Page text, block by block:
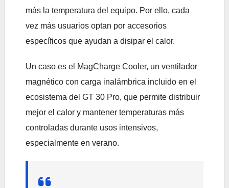
más la temperatura del equipo. Por ello, cada
vez más usuarios optan por accesorios
específicos que ayudan a disipar el calor.
Un caso es el MagCharge Cooler, un ventilador
magnético con carga inalámbrica incluido en el
ecosistema del GT 30 Pro, que permite distribuir
mejor el calor y mantener temperaturas más
controladas durante usos intensivos,
especialmente en verano.